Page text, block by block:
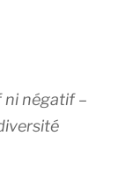
ni négatif –